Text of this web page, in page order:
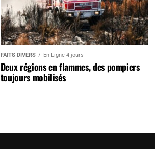
FAITS DIVERS En Ligne 4 jours
Deux régions en flammes, des pompiers
toujours mobilisés